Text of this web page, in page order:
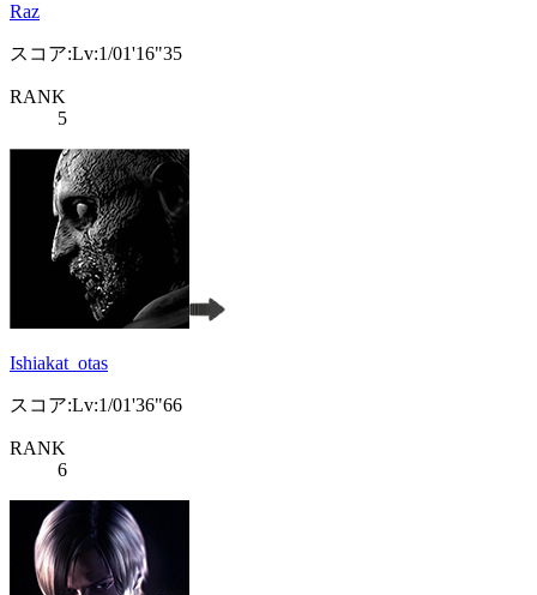
Raz
スコア:Lv:1/01'16"35
RANK
5
Ishiakat_otas
スコア:Lv:1/01'36"66
RANK
6